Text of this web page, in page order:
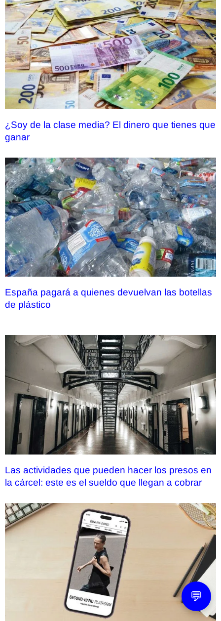
¿Soy de la clase media? El dinero que tienes que
ganar
España pagará a quienes devuelvan las botellas
de plástico
Las actividades que pueden hacer los presos en
la cárcel: este es el sueldo que llegan a cobrar
💬